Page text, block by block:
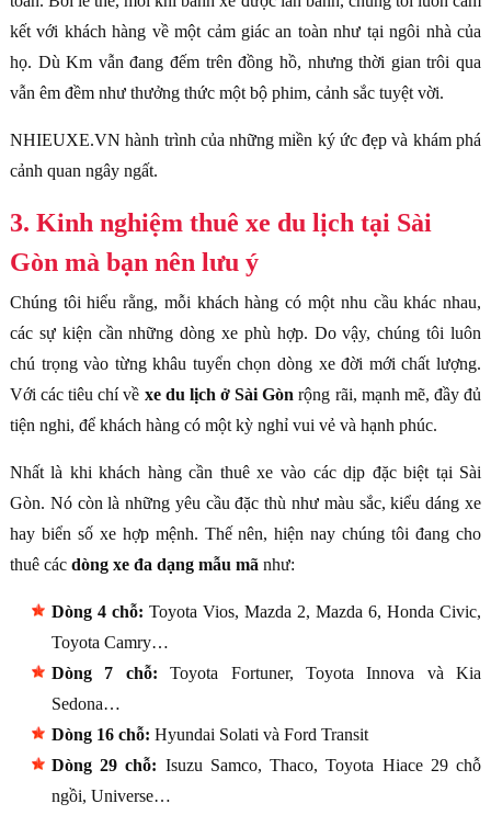
kết với khách hàng về một cảm giác an toàn như tại ngôi nhà của
họ. Dù Km vẫn đang đếm trên đồng hồ, nhưng thời gian trôi qua
vẫn êm đềm như thưởng thức một bộ phim, cảnh sắc tuyệt vời.
NHIEUXE.VN hành trình của những miền ký ức đẹp và khám phá
cảnh quan ngây ngất.
3. Kinh nghiệm thuê xe du lịch tại Sài
Gòn mà bạn nên lưu ý
Chúng tôi hiểu rằng, mỗi khách hàng có một nhu cầu khác nhau,
các sự kiện cần những dòng xe phù hợp. Do vậy, chúng tôi luôn
chú trọng vào từng khâu tuyển chọn dòng xe đời mới chất lượng.
Với các tiêu chí về xe du lịch ở Sài Gòn rộng rãi, mạnh mẽ, đầy đủ
tiện nghi, để khách hàng có một kỳ nghỉ vui vẻ và hạnh phúc.
Nhất là khi khách hàng cần thuê xe vào các dịp đặc biệt tại Sài
Gòn. Nó còn là những yêu cầu đặc thù như màu sắc, kiểu dáng xe
hay biển số xe hợp mệnh. Thế nên, hiện nay chúng tôi đang cho
thuê các dòng xe đa dạng mẫu mã như:
Dòng 4 chỗ: Toyota Vios, Mazda 2, Mazda 6, Honda Civic,
Toyota Camry…
Dòng 7 chỗ: Toyota Fortuner, Toyota Innova và Kia
Sedona…
Dòng 16 chỗ: Hyundai Solati và Ford Transit
Dòng 29 chỗ: Isuzu Samco, Thaco, Toyota Hiace 29 chỗ
ngồi, Universe…